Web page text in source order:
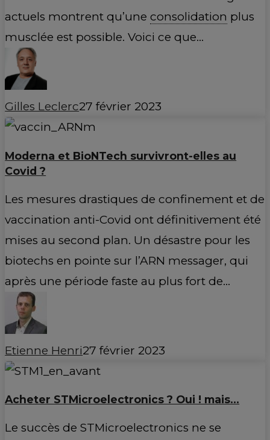
actuels montrent qu’uneconsolidation plus
musclée est possible. Voici ce que…
Gilles Leclerc27 février 2023
Moderna et BioNTech survivront-elles au
Covid ?
Les mesures drastiques de confinement et de
vaccination anti-Covid ont définitivement été
mises au second plan. Un désastre pour les
biotechs en pointe sur l’ARN messager, qui
après une période faste au plus fort de…
Etienne Henri27 février 2023
Acheter STMicroelectronics ? Oui ! mais…
Le succès de STMicroelectronics ne se